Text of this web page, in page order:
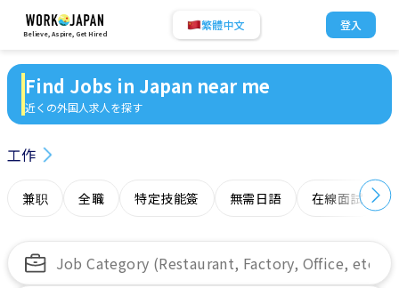
Believe, Aspire, Get Hired
繁體中文 登入
Find Jobs in Japan near me
近くの外国人求人を探す
工作
兼职 全職 特定技能簽 無需日語 在線面試